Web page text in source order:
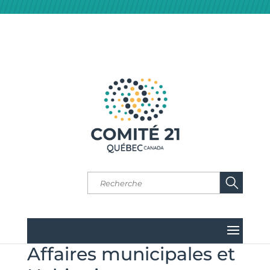
Affaires municipales et